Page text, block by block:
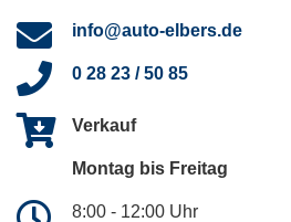
info@auto-elbers.de
0 28 23 / 50 85
Verkauf
Montag bis Freitag
8:00 - 12:00 Uhr